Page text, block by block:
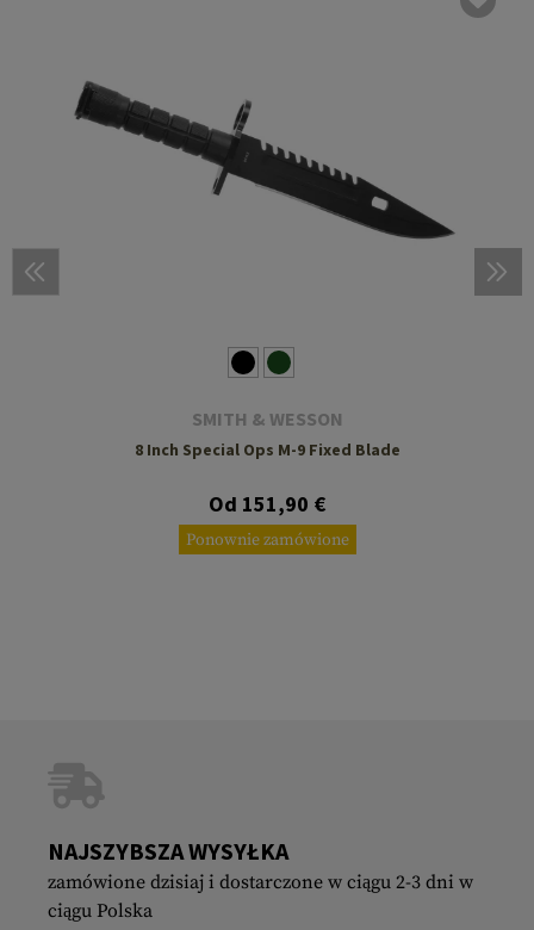
SMITH & WESSON
8 Inch Special Ops M-9 Fixed Blade
Od 151,90 €
Ponownie zamówione
NAJSZYBSZA WYSYŁKA
zamówione dzisiaj i dostarczone w ciągu 2-3 dni w
ciągu Polska